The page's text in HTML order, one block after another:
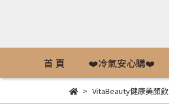
首 頁 ❤️冷氣安心購❤️
VitaBeauty健康美顏飲